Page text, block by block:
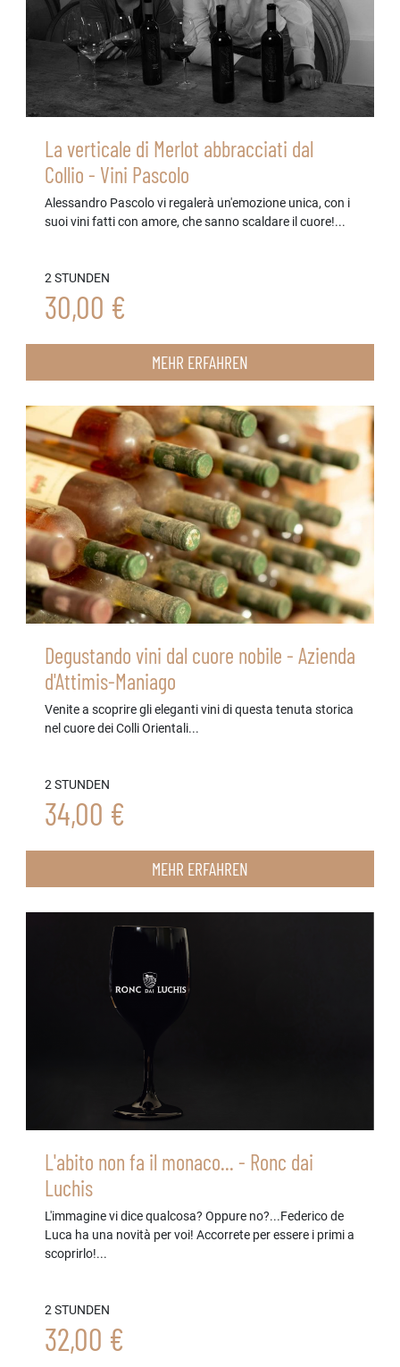
La verticale di Merlot abbracciati dal
Collio - Vini Pascolo
Alessandro Pascolo vi regalerà un'emozione unica, con i
suoi vini fatti con amore, che sanno scaldare il cuore!...
2 STUNDEN
30,00 €
MEHR ERFAHREN
Degustando vini dal cuore nobile - Azienda
d'Attimis-Maniago
Venite a scoprire gli eleganti vini di questa tenuta storica
nel cuore dei Colli Orientali...
2 STUNDEN
34,00 €
MEHR ERFAHREN
L'abito non fa il monaco... - Ronc dai
Luchis
L'immagine vi dice qualcosa? Oppure no?...Federico de
Luca ha una novità per voi! Accorrete per essere i primi a
scoprirlo!...
2 STUNDEN
32,00 €